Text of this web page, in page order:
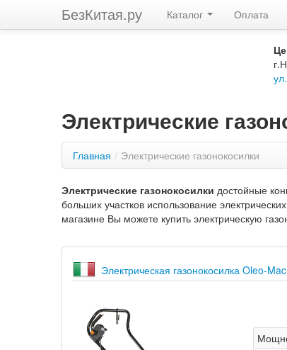
БезКитая.ру Каталог Оплата
Электрические
Главная / Электрические газонокосилки
Электрические газонокосилки достойные
больших участков использование
магазине Вы можете купить электрическую
Электрическая газонокосилка Oleo-